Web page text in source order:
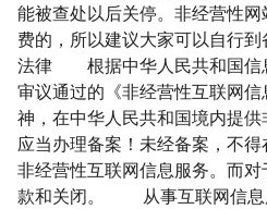
能被查处以后关停。非经营性
费的，所以建议大家可以自行
法律 根据中华人民共和国信
审议通过的《非经营性互联网
神，在中华人民共和国境内提供
应当办理备案！未经备案，不
非经营性互联网信息服务。而
款和关闭。 从事互联网信息